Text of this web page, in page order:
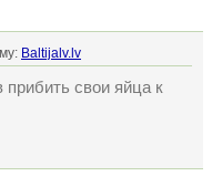
Baltijalv.lv
свои яйца к